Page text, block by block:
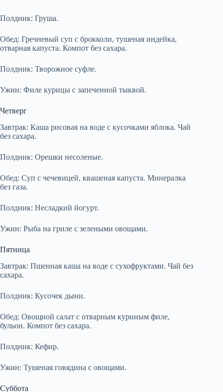
Полдник: Груша.
Обед: Гречневый суп с брокколи, тушеная индейка,
отварная капуста. Компот без сахара.
Полдник: Творожное суфле.
Ужин: Филе курицы с запеченной тыквой.
Четверг
Завтрак: Каша рисовая на воде с кусочками яблока. Чай
без сахара.
Полдник: Орешки несоленые.
Обед: Суп с чечевицей, квашеная капуста. Минералка
без газа.
Полдник: Несладкий йогурт.
Ужин: Рыба на гриле с зелеными овощами.
Пятница
Завтрак: Пшенная каша на воде с сухофруктами. Чай без
сахара.
Полдник: Кусочек дыни.
Обед: Овощной салат с отварным куриным филе,
бульон. Компот без сахара.
Полдник: Кефир.
Ужин: Тушеная говядина с овощами.
Суббота